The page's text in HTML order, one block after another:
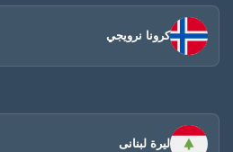
كرونا نرويجي
ليرة لبنانى